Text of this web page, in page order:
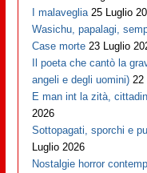
I malaveglia 25 Luglio
Wasichu, papalagi,
Case morte 23 Luglio
Il poeta che cantò la
angeli e degli uomini) 22
E man int la zità,
2026
Sottopagati, sporchi e
Luglio 2026
Nostalgie horror